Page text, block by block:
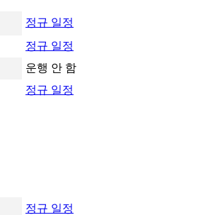
정규 일정
정규 일정
운행 안 함
정규 일정
정규 일정